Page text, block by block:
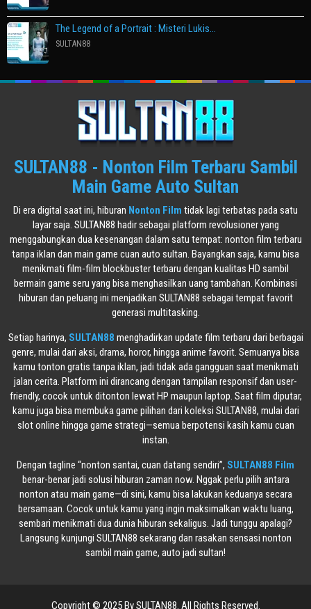
The Legend of a Portrait : Misteri Lukis…
SULTAN88
SULTAN88 - Nonton Film Terbaru Sambil
Main Game Auto Sultan
Di era digital saat ini, hiburan Nonton Film tidak lagi terbatas pada satu
layar saja. SULTAN88 hadir sebagai platform revolusioner yang
menggabungkan dua kesenangan dalam satu tempat: nonton film terbaru
tanpa iklan dan main game cuan auto sultan. Bayangkan saja, kamu bisa
menikmati film-film blockbuster terbaru dengan kualitas HD sambil
bermain game seru yang bisa menghasilkan uang tambahan. Kombinasi
hiburan dan peluang ini menjadikan SULTAN88 sebagai tempat favorit
generasi multitasking.
Setiap harinya, SULTAN88 menghadirkan update film terbaru dari berbagai
genre, mulai dari aksi, drama, horor, hingga anime favorit. Semuanya bisa
kamu tonton gratis tanpa iklan, jadi tidak ada gangguan saat menikmati
jalan cerita. Platform ini dirancang dengan tampilan responsif dan user-
friendly, cocok untuk ditonton lewat HP maupun laptop. Saat film diputar,
kamu juga bisa membuka game pilihan dari koleksi SULTAN88, mulai dari
slot online hingga game strategi—semua berpotensi kasih kamu cuan
instan.
Dengan tagline “nonton santai, cuan datang sendiri”, SULTAN88 Film
benar-benar jadi solusi hiburan zaman now. Nggak perlu pilih antara
nonton atau main game—di sini, kamu bisa lakukan keduanya secara
bersamaan. Cocok untuk kamu yang ingin maksimalkan waktu luang,
sembari menikmati dua dunia hiburan sekaligus. Jadi tunggu apalagi?
Langsung kunjungi SULTAN88 sekarang dan rasakan sensasi nonton
sambil main game, auto jadi sultan!
Copyright © 2025 By SULTAN88. All Rights Reserved.